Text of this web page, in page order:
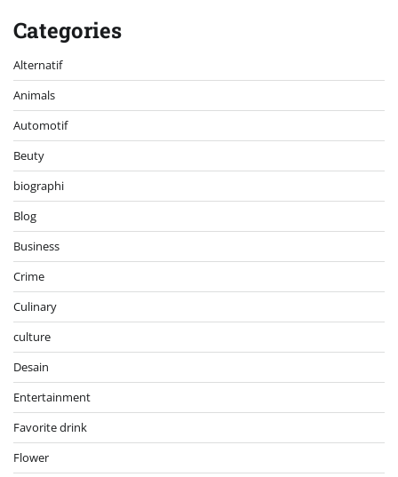
Categories
Alternatif
Animals
Automotif
Beuty
biographi
Blog
Business
Crime
Culinary
culture
Desain
Entertainment
Favorite drink
Flower